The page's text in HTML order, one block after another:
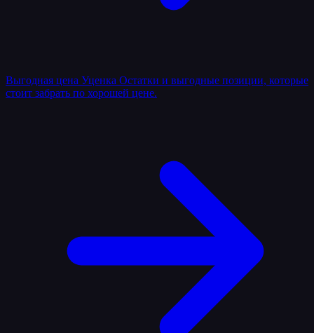
Выгодная цена Уценка Остатки и выгодные позиции, которые
стоит забрать по хорошей цене.